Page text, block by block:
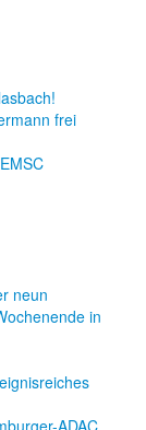
frei
neun
in
ADAC